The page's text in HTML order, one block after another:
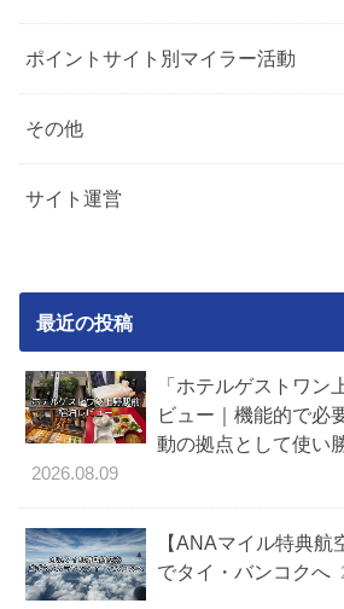
ポイントサイト別マイラー活動
その他
サイト運営
最近の投稿
「ホテルゲストワン
ビュー｜機能的で必
動の拠点として使い
2026.08.09
【ANAマイル特典航
でタイ・バンコクへ